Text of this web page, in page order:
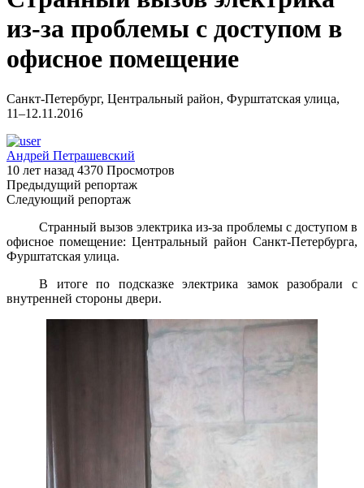
из-за проблемы с доступом в
офисное помещение
Санкт-Петербург, Центральный район, Фурштатская улица,
11–12.11.2016
Андрей Петрашевский
10 лет назад 4370 Просмотров
Предыдущий репортаж
Следующий репортаж
Странный вызов электрика из-за проблемы с доступом в
офисное помещение: Центральный район Санкт-Петербурга,
Фурштатская улица.
В итоге по подсказке электрика замок разобрали с
внутренней стороны двери.